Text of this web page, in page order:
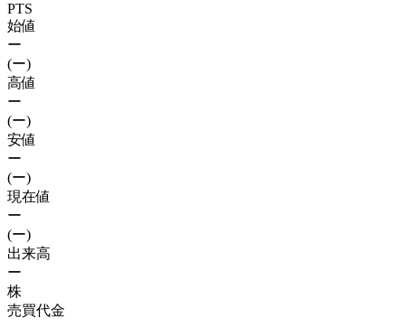
PTS
始値
ー
(ー)
高値
ー
(ー)
安値
ー
(ー)
現在値
ー
(ー)
出来高
ー
株
売買代金